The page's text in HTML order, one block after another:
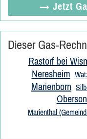
→ Jetzt
Dieser Gas-
Rastorf bei
Neresheim
Marienborn
Marienthal